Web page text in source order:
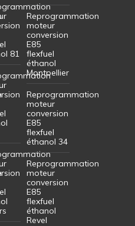
81
Reprogrammation
moteur
conversion
E85
flexfuel
éthanol
Montpellier
Reprogrammation
moteur
conversion
E85
flexfuel
éthanol 34
Reprogrammation
moteur
conversion
E85
flexfuel
éthanol
Revel